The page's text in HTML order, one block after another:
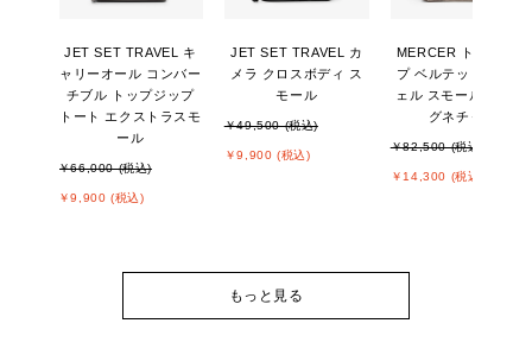
JET SET TRAVEL キ
ャリーオール コンバー
チブル トップジップ
トート エクストラスモ
ール
￥66,000 (税込)
￥9,900 (税込)
JET SET TRAVEL カ
メラ クロスボディ ス
モール
￥49,500 (税込)
￥9,900 (税込)
MERCER トップジッ
プ ベルテッド サッチ
ェル スモール - MKシ
グネチャー
￥82,500 (税込)
￥14,300 (税込)
もっと見る